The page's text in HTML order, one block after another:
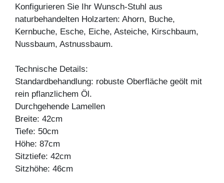
Konfigurieren Sie Ihr Wunsch-Stuhl aus
naturbehandelten Holzarten: Ahorn, Buche,
Kernbuche, Esche, Eiche, Asteiche, Kirschbaum,
Nussbaum, Astnussbaum.
Technische Details:
Standardbehandlung: robuste Oberfläche geölt mit
rein pflanzlichem Öl.
Durchgehende Lamellen
Breite: 42cm
Tiefe: 50cm
Höhe: 87cm
Sitztiefe: 42cm
Sitzhöhe: 46cm